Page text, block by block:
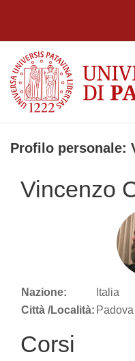
Profilo personale:
Vincenzo
Nazione:
Italia
Città /Località: Padova
Corsi